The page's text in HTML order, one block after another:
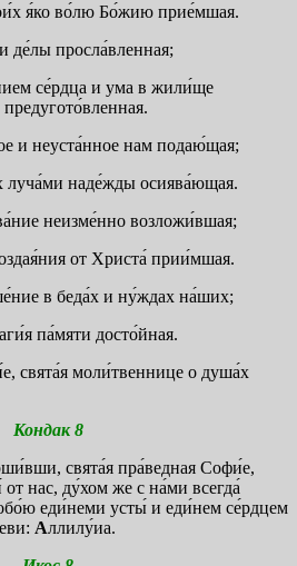
я́ко во́лю Бо́жию прие́мшая.
де́лы просла́вленная;
се́рдца и ума в жили́ще
и неуста́нное нам подаю́щая;
луча́ми наде́жды осиява́ющая.
неизме́нно возложи́вшая;
от Христа́ прии́мшая.
в беда́х и ну́ждах на́ших;
па́мяти досто́йная.
свята́я моли́твеннице о душа́х
Кондак 8
свята́я пра́ведная Софи́е,
нас, ду́хом же с на́ми всегда́
еди́неми усты́ и еди́нем се́рдцем
Аллилу́иа.